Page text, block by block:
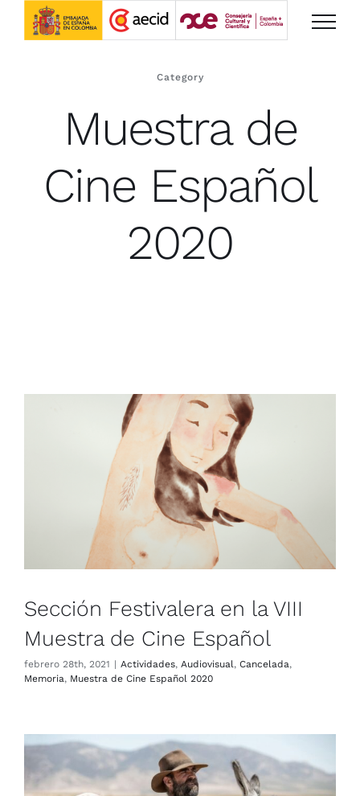
Saltar
Category
Muestra de
Cine Español
2020
Sección Festivalera en la VIII
Muestra de Cine Español
Actividades Audiovisual Cancelada Memoria Muestra
de Cine Español 2020
Sección Festivalera en la VIII
Muestra de Cine Español
febrero 28th, 2021 | Actividades, Audiovisual, Cancelada,
Memoria, Muestra de Cine Español 2020